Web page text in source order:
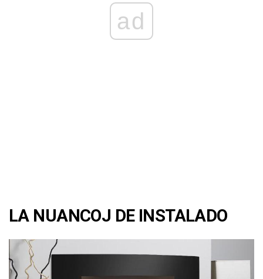
ad
LA NUANCOJ DE INSTALADO